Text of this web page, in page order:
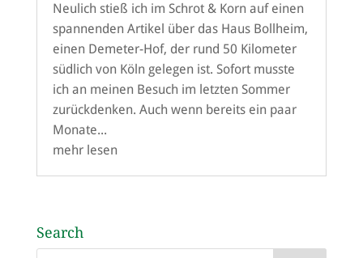
Neulich stieß ich im Schrot & Korn auf einen
spannenden Artikel über das Haus Bollheim,
einen Demeter-Hof, der rund 50 Kilometer
südlich von Köln gelegen ist. Sofort musste
ich an meinen Besuch im letzten Sommer
zurückdenken. Auch wenn bereits ein paar
Monate...
mehr lesen
Search